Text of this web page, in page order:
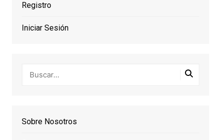
Registro
Iniciar Sesión
Sobre Nosotros